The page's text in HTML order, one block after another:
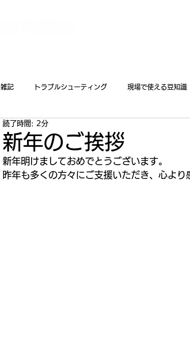
雑記 トラブルシューティング 現場で使える豆知識
新年のご挨拶
読了時間: 2分
新年明けましておめでとうございます。
昨年も多くの方々にご支援いただき、心より